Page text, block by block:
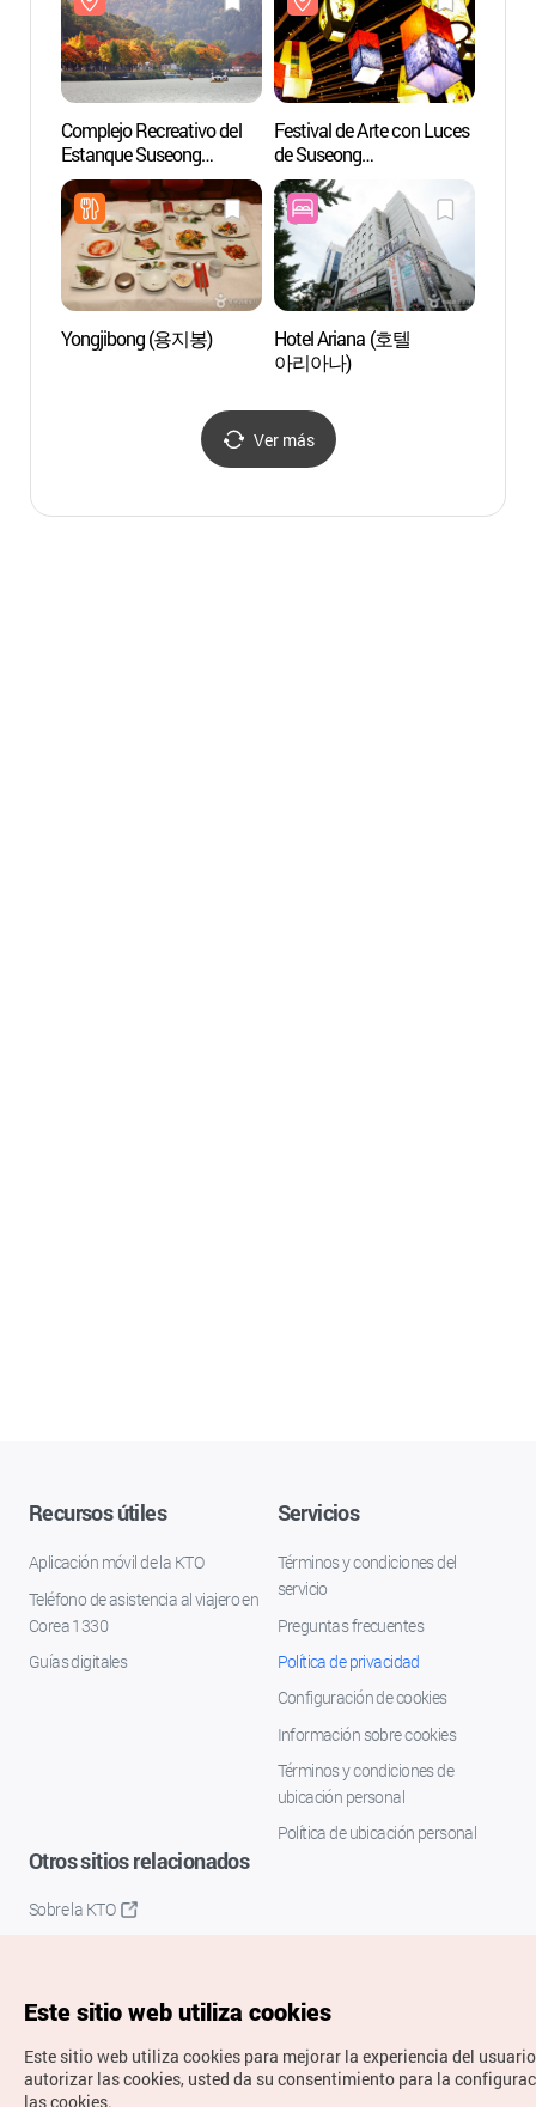
Complejo Recreativo del
Estanque Suseong
(수성못 유원지)
Festival de Arte con Luces
de Suseong
(수성빛예술제)
Yongjibong (용지봉)
Hotel Ariana (호텔
아리아나)
Ver más
Recursos útiles
Aplicación móvil de la KTO
Teléfono de asistencia al viajero en
Corea 1330
Guías digitales
Servicios
Términos y condiciones del
servicio
Preguntas frecuentes
Política de privacidad
Configuración de cookies
Información sobre cookies
Términos y condiciones de
ubicación personal
Política de ubicación personal
Otros sitios relacionados
Sobre la KTO
Este sitio web utiliza cookies
Este sitio web utiliza cookies para mejorar la experiencia del
autorizar las cookies, usted da su consentimiento para la
las cookies.